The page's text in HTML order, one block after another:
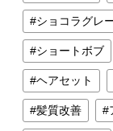
ショコラグレ
ショートボブ
ヘアセット
髪質改善